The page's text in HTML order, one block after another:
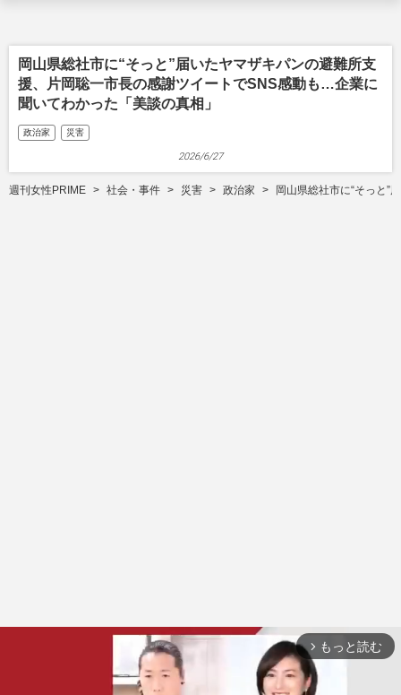
岡山県総社市に“そっと”届いたヤマザキパンの避難所支
援、片岡聡一市長の感謝ツイートでSNS感動も…企業に
聞いてわかった「美談の真相」
政治家 災害
2026/6/27
週刊女性PRIME 社会・事件 災害 政治家 岡山県総社市に“そっと
arrow_forward_ios もっと読む